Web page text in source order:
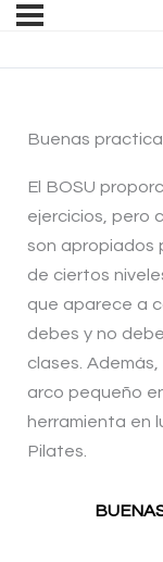
Buenas
El BOSU
ejercicios, pero
son apropiados
de ciertos
que aparece a
debes y no
clases.
arco pequeño
herramienta en
Pilates.